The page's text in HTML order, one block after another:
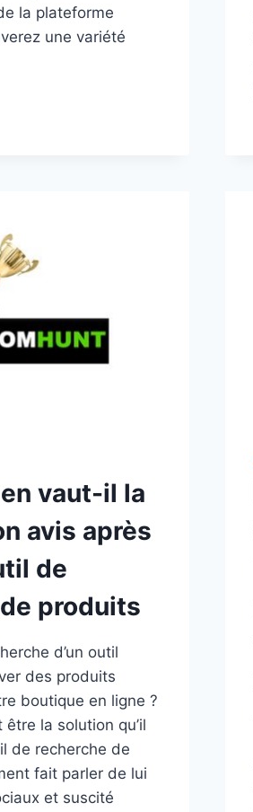
la plateforme
une variété
vaut-il la
avis après
de
produits
d’un outil
des produits
boutique en ligne ?
la solution qu’il
de recherche de
fait parler de lui
et suscité